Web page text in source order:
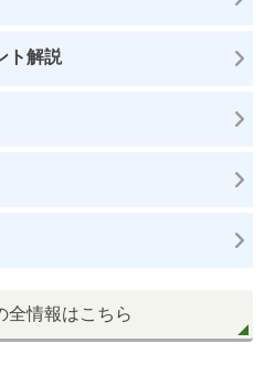
ト解説
全情報はこちら